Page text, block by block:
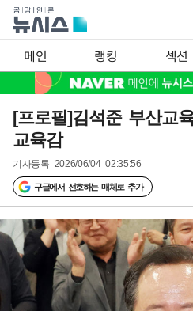
메인 랭킹 섹션
[프로필]김석준 부산교
교육감
기사등록 2026/06/04 02:35:56
구글에서 선호하는 매체로 추가